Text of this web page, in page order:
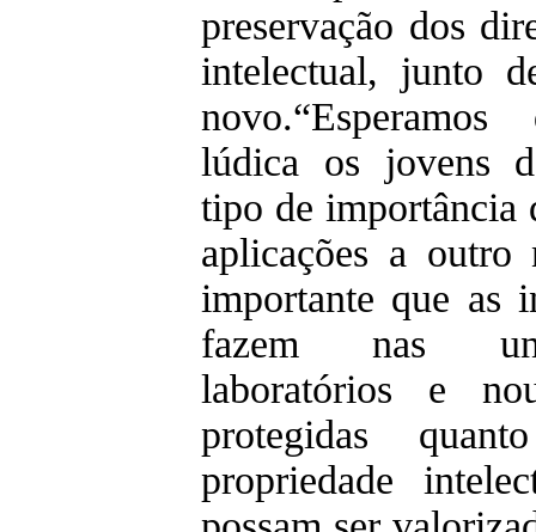
preservação dos
intelectual, junto
lúdica os jovens
tipo de importância
aplicações a
importante que as
fazem nas
laboratórios e
protegidas
propriedade